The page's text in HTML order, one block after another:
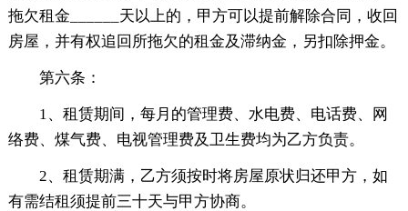
拖欠租金______天以上的，甲方可以提前解除合同，收回
房屋，并有权追回所拖欠的租金及滞纳金，另扣除押金。
第六条：
1、租赁期间，每月的管理费、水电费、电话费、网
络费、煤气费、电视管理费及卫生费均为乙方负责。
2、租赁期满，乙方须按时将房屋原状归还甲方，如
有需结租须提前三十天与甲方协商。